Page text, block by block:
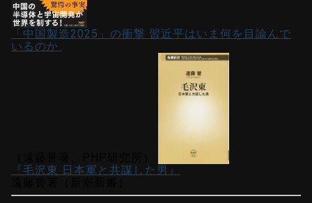
「中国製造2025」の衝撃 習近平はいま何を目論んで
いるのか
『毛沢東 日本軍と共謀した男』